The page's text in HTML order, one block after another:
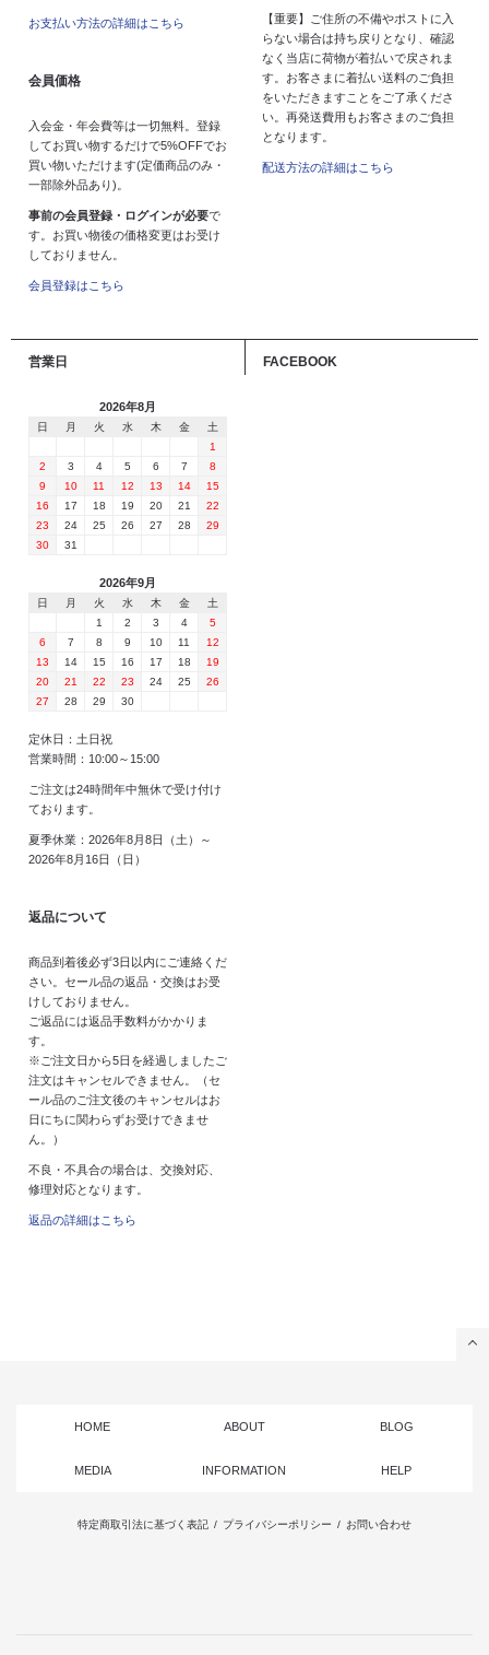
お支払い方法の詳細はこちら
会員価格
入会金・年会費等は一切無料。登録
してお買い物するだけで5%OFFでお
買い物いただけます(定価商品のみ・
一部除外品あり)。
事前の会員登録・ログインが必要で
す。お買い物後の価格変更はお受け
しておりません。
会員登録はこちら
【重要】ご住所の不備やポストに入
らない場合は持ち戻りとなり、確認
なく当店に荷物が着払いで戻されま
す。お客さまに着払い送料のご負担
をいただきますことをご了承くださ
い。再発送費用もお客さまのご負担
となります。
配送方法の詳細はこちら
営業日
2026年8月
日 月 火 水 木 金
土
1
2
3 4 5 6 7
8
9
10 11 12 13 14
15
16
17 18 19 20 21
22
23
24 25 26 27 28
29
30
31
2026年9月
日 月 火 水 木 金
土
1
2 3 4
5
6
7 8 9 10 11
12
13
14 15 16 17 18
19
20
21 22 23 24 25
26
27
28 29 30
定休日：土日祝
営業時間：10:00～15:00
ご注文は24時間年中無休で受け付け
ております。
夏季休業：2026年8月8日（土）～
2026年8月16日（日）
返品について
商品到着後必ず3日以内にご連絡くだ
さい。セール品の返品・交換はお受
けしておりません。
ご返品には返品手数料がかかりま
す。
※ご注文日から5日を経過しましたご
注文はキャンセルできません。（セ
ール品のご注文後のキャンセルはお
日にちに関わらずお受けできませ
ん。）
不良・不具合の場合は、交換対応、
修理対応となります。
返品の詳細はこちら
FACEBOOK
HOME ABOUT BLOG
MEDIA INFORMATION HELP
特定商取引法に基づく表記 / プライバシーポリシー / お問い合わせ